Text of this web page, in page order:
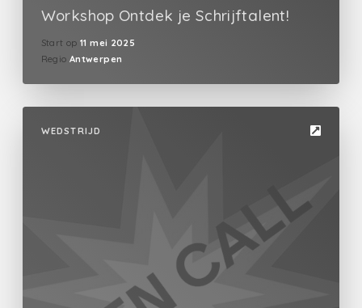
Workshop Ontdek je Schrijftalent!
Start op 11 mei 2025
Regio Antwerpen
WEDSTRIJD